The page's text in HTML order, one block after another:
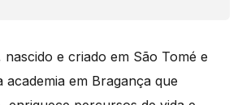
e criado em São Tomé e
academia em Bragança que